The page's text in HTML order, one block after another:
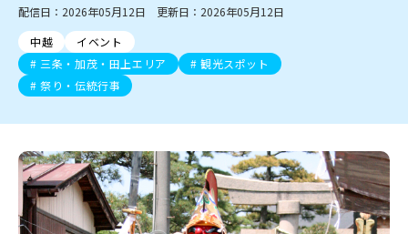
新潟市中央区 新潟市東区
新潟市南区
新潟市江南区 新潟市秋葉区
新潟市西蒲区
村上・関川
新発田・聖籠
胎内・粟島
三条・加茂・田上
五泉・阿賀野・阿賀
燕・弥彦
長岡・見附
小千谷・十日町・津南
魚沼・南魚沼・湯沢
柏崎・刈羽・出雲崎
上越・妙高・糸魚川
ご当地グルメ 食べ歩き
カフェ
居酒屋・バー 焼肉
パスタ
パン・ベーカリー
タレカツ・豚カツ
デカ盛り・大盛り
旨辛・激辛
定食・町定食 海鮮・鮨
そば・うどん
日本酒・新潟清酒
ワイン・クラフトビール
ケーキ・パフェ
ビアガーデン・暑気払い
にいがた酒の陣・新潟
セミナー・講演会
住宅展示場
完成見学会 学生スポーツ アルビレックス
観光スポット
温泉・入浴
リラクゼーション・整体
スキー場
リユース・買取
病院・クリニック
ビルボードプレイスBP
新潟伊勢丹
ピア万代
リバーサイド千秋
パティオPATIO
開店まとめ
閉店まとめ 人気記事まとめ
ラーメンまとめ
インテリア・雑貨
外食・テイクアウト
新車・中古車・カー用品
上越・妙高・糸魚川 チラシ
注目 チラシ
週末セール
火曜セール
オープン・リニューアルセール
周年祭・感謝祭セール
年末・初売りセール
配信日：2026年05月12日 更新日：2026年05月12日
中越
イベント
三条・加茂・田上エリア
観光スポット
祭り・伝統行事